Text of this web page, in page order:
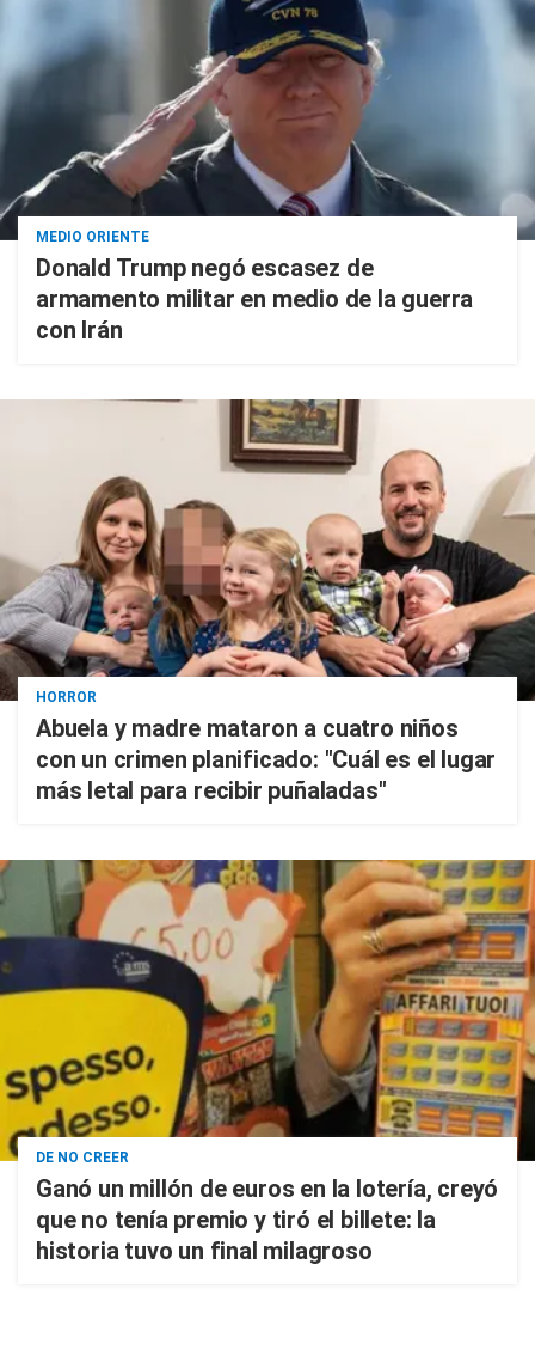
MEDIO ORIENTE
Donald Trump negó escasez de
armamento militar en medio de la guerra
con Irán
HORROR
Abuela y madre mataron a cuatro niños
con un crimen planificado: "Cuál es el lugar
más letal para recibir puñaladas"
DE NO CREER
Ganó un millón de euros en la lotería, creyó
que no tenía premio y tiró el billete: la
historia tuvo un final milagroso